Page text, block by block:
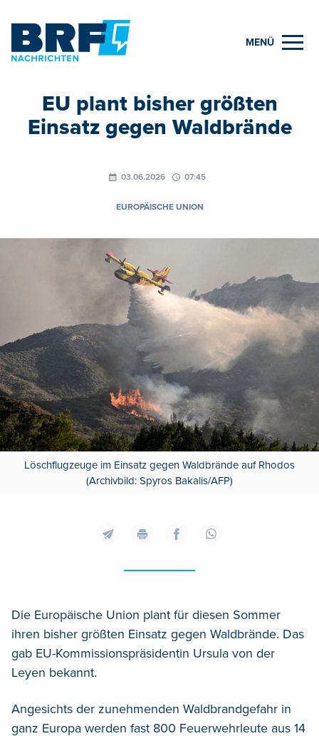
MENÜ
EU plant bisher größten
Einsatz gegen Waldbrände
03.06.2026 07:45
EUROPÄISCHE UNION
Löschflugzeuge im Einsatz gegen Waldbrände auf Rhodos
(Archivbild: Spyros Bakalis/AFP)
Die Europäische Union plant für diesen Sommer
ihren bisher größten Einsatz gegen Waldbrände. Das
gab EU-Kommissionspräsidentin Ursula von der
Leyen bekannt.
Angesichts der zunehmenden Waldbrandgefahr in
ganz Europa werden fast 800 Feuerwehrleute aus 14